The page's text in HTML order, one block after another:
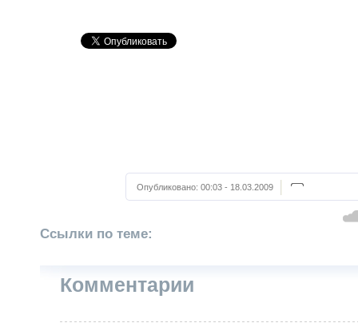
Опубликовано: 00:03 - 18.03.2009
Ссылки по теме:
Комментарии